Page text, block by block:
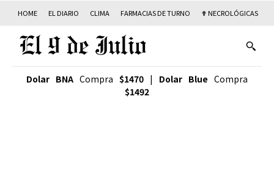
HOME EL DIARIO CLIMA FARMACIAS DE TURNO ✟ NECROLÓGICAS
Dolar BNA Compra $1470 | Dolar Blue Compra
$1492